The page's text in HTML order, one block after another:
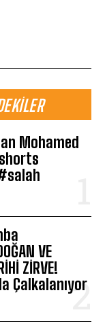
Mohamed
VE
ZİRVE!
Çalkalanıyor